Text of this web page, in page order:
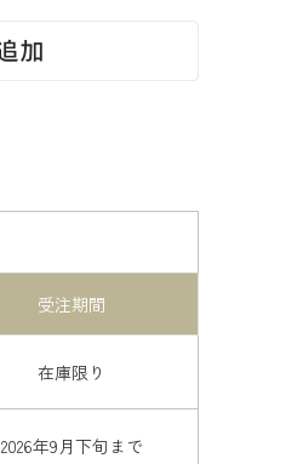
受注期間
在庫限り
2026年9月下旬まで